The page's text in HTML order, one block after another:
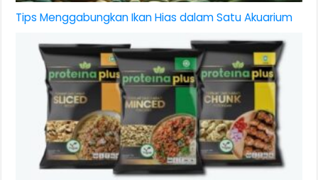
Tips Menggabungkan Ikan Hias dalam Satu Akuarium